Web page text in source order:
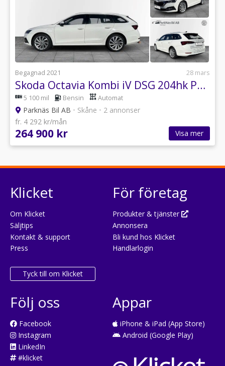
Begagnad 2021 28 mars
Skoda Octavia Kombi iV DSG 204hk PLUG IN HYBRID
5 100 mil Bensin Automat
Parknäs Bil AB • Skåne • 2 annonser
fr. 4 292 kr/mån
264 900 kr Visa mer
Klicket
Om Klicket
Säljtips
Kontakt & support
Press
Tyck till om Klicket
För företag
Produkter & tjänster
Annonsera
Bli kund hos Klicket
Handlarlogin
Följ oss
Facebook
Instagram
LinkedIn
#klicket
Appar
iPhone & iPad (App Store)
Android (Google Play)